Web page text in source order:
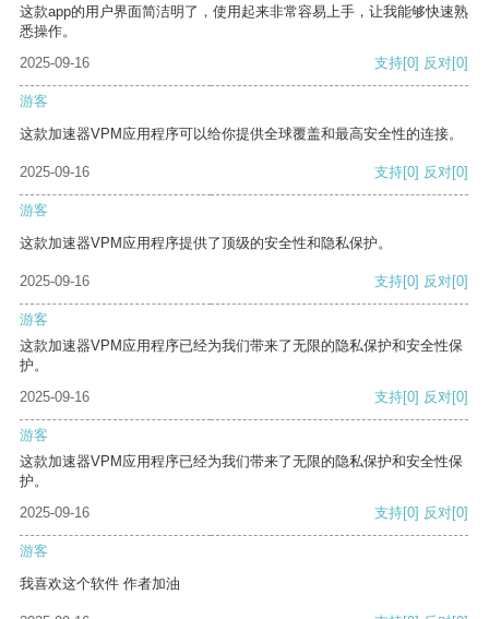
这款app的用户界面简洁明了，使用起来非常容易上手，让我能够快速熟
悉操作。
2025-09-16
支持[0] 反对[0]
游客
这款加速器VPM应用程序可以给你提供全球覆盖和最高安全性的连接。
2025-09-16 支持[0] 反对[0]
游客
这款加速器VPM应用程序提供了顶级的安全性和隐私保护。
2025-09-16 支持[0] 反对[0]
游客
这款加速器VPM应用程序已经为我们带来了无限的隐私保护和安全性保
护。
2025-09-16
支持[0] 反对[0]
游客
这款加速器VPM应用程序已经为我们带来了无限的隐私保护和安全性保
护。
2025-09-16
支持[0] 反对[0]
游客
我喜欢这个软件 作者加油